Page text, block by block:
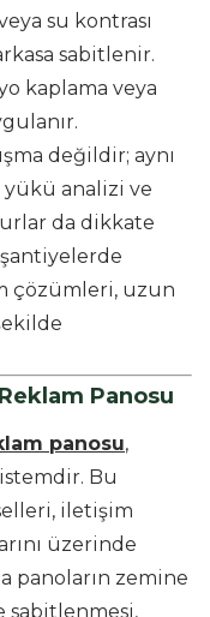
su kontrası
sabitlenir.
kaplama veya
değildir; aynı
yükü analizi ve
da dikkate
çözümleri, uzun
Panosu
panosu,
Bu
iletişim
üzerinde
panoların zemine
sabitlenmesi,